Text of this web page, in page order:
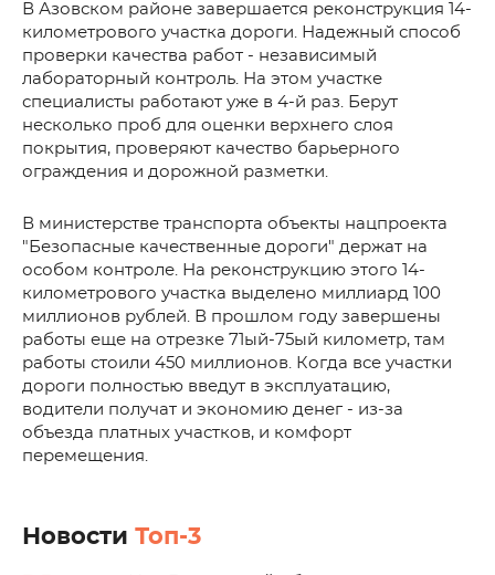
В Азовском районе завершается реконструкция 14-
километрового участка дороги. Надежный способ
проверки качества работ - независимый
лабораторный контроль. На этом участке
специалисты работают уже в 4-й раз. Берут
несколько проб для оценки верхнего слоя
покрытия, проверяют качество барьерного
ограждения и дорожной разметки.
В министерстве транспорта объекты нацпроекта
"Безопасные качественные дороги" держат на
особом контроле. На реконструкцию этого 14-
километрового участка выделено миллиард 100
миллионов рублей. В прошлом году завершены
работы еще на отрезке 71ый-75ый километр, там
работы стоили 450 миллионов. Когда все участки
дороги полностью введут в эксплуатацию,
водители получат и экономию денег - из-за
объезда платных участков, и комфорт
перемещения.
Новости Топ-3